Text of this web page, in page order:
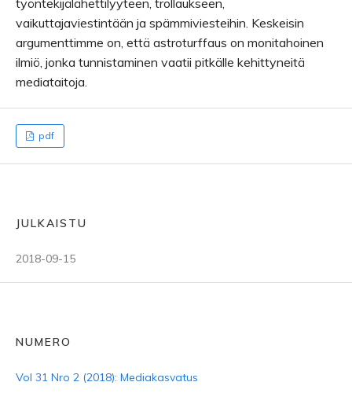
työntekijälähettilyyteen, trollaukseen,
vaikuttajaviestintään ja spämmiviesteihin. Keskeisin
argumenttimme on, että astroturffaus on monitahoinen
ilmiö, jonka tunnistaminen vaatii pitkälle kehittyneitä
mediataitoja.
pdf
JULKAISTU
2018-09-15
NUMERO
Vol 31 Nro 2 (2018): Mediakasvatus